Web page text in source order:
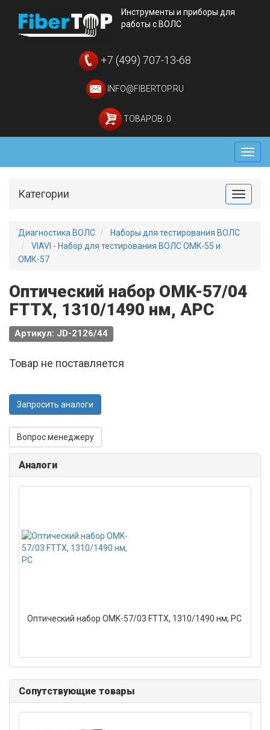
Инструменты и приборы для
работы с ВОЛС
+7 (499) 707-13-68
INFO@FIBERTOP.RU
ТОВАРОВ: 0
Меню
Toggle
Категории
Диагностика ВОЛС
Наборы для тестирования ВОЛС
VIAVI - Набор для тестирования ВОЛС OMK-55 и
ОМК-57
Оптический набор OMK-57/04
FTTX, 1310/1490 нм, APC
Артикул: JD-2126/44
Товар не поставляется
Запросить аналоги
Вопрос менеджеру
Аналоги
Оптический набор OMK-57/03 FTTX, 1310/1490 нм, PC
Сопутствующие товары